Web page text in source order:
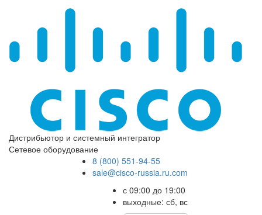
Дистрибьютор и системный интегратор
Сетевое оборудование
8 (800) 551-94-55
sale@cisco-russia.ru.com
с 09:00 до 19:00
выходные: сб, вс